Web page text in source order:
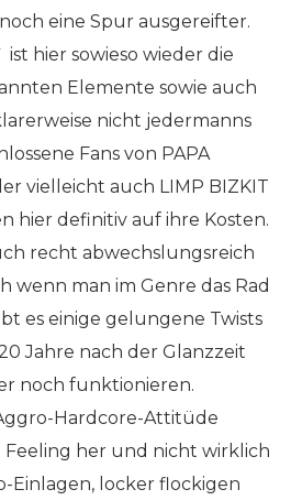
eine Spur ausgereifter.
hier sowieso wieder die
Elemente sowie auch
nicht jedermanns
Fans von PAPA
vielleicht auch LIMP BIZKIT
hier definitiv auf ihre Kosten.
recht abwechslungsreich
wenn man im Genre das Rad
es einige gelungene Twists
Jahre nach der Glanzzeit
noch funktionieren.
Hardcore-Attitüde
her und nicht wirklich
Einlagen, locker flockigen